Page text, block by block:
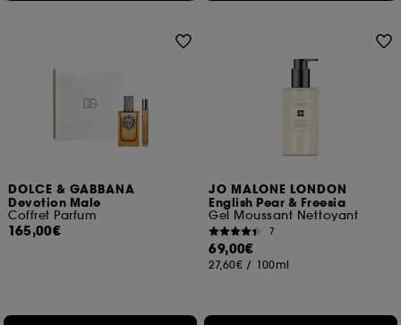
DOLCE & GABBANA
Devotion Male
Coffret Parfum
165,00€
JO MALONE LONDON
English Pear & Freesia
Gel Moussant Nettoyant
7
69,00€
27,60€ / 100ml